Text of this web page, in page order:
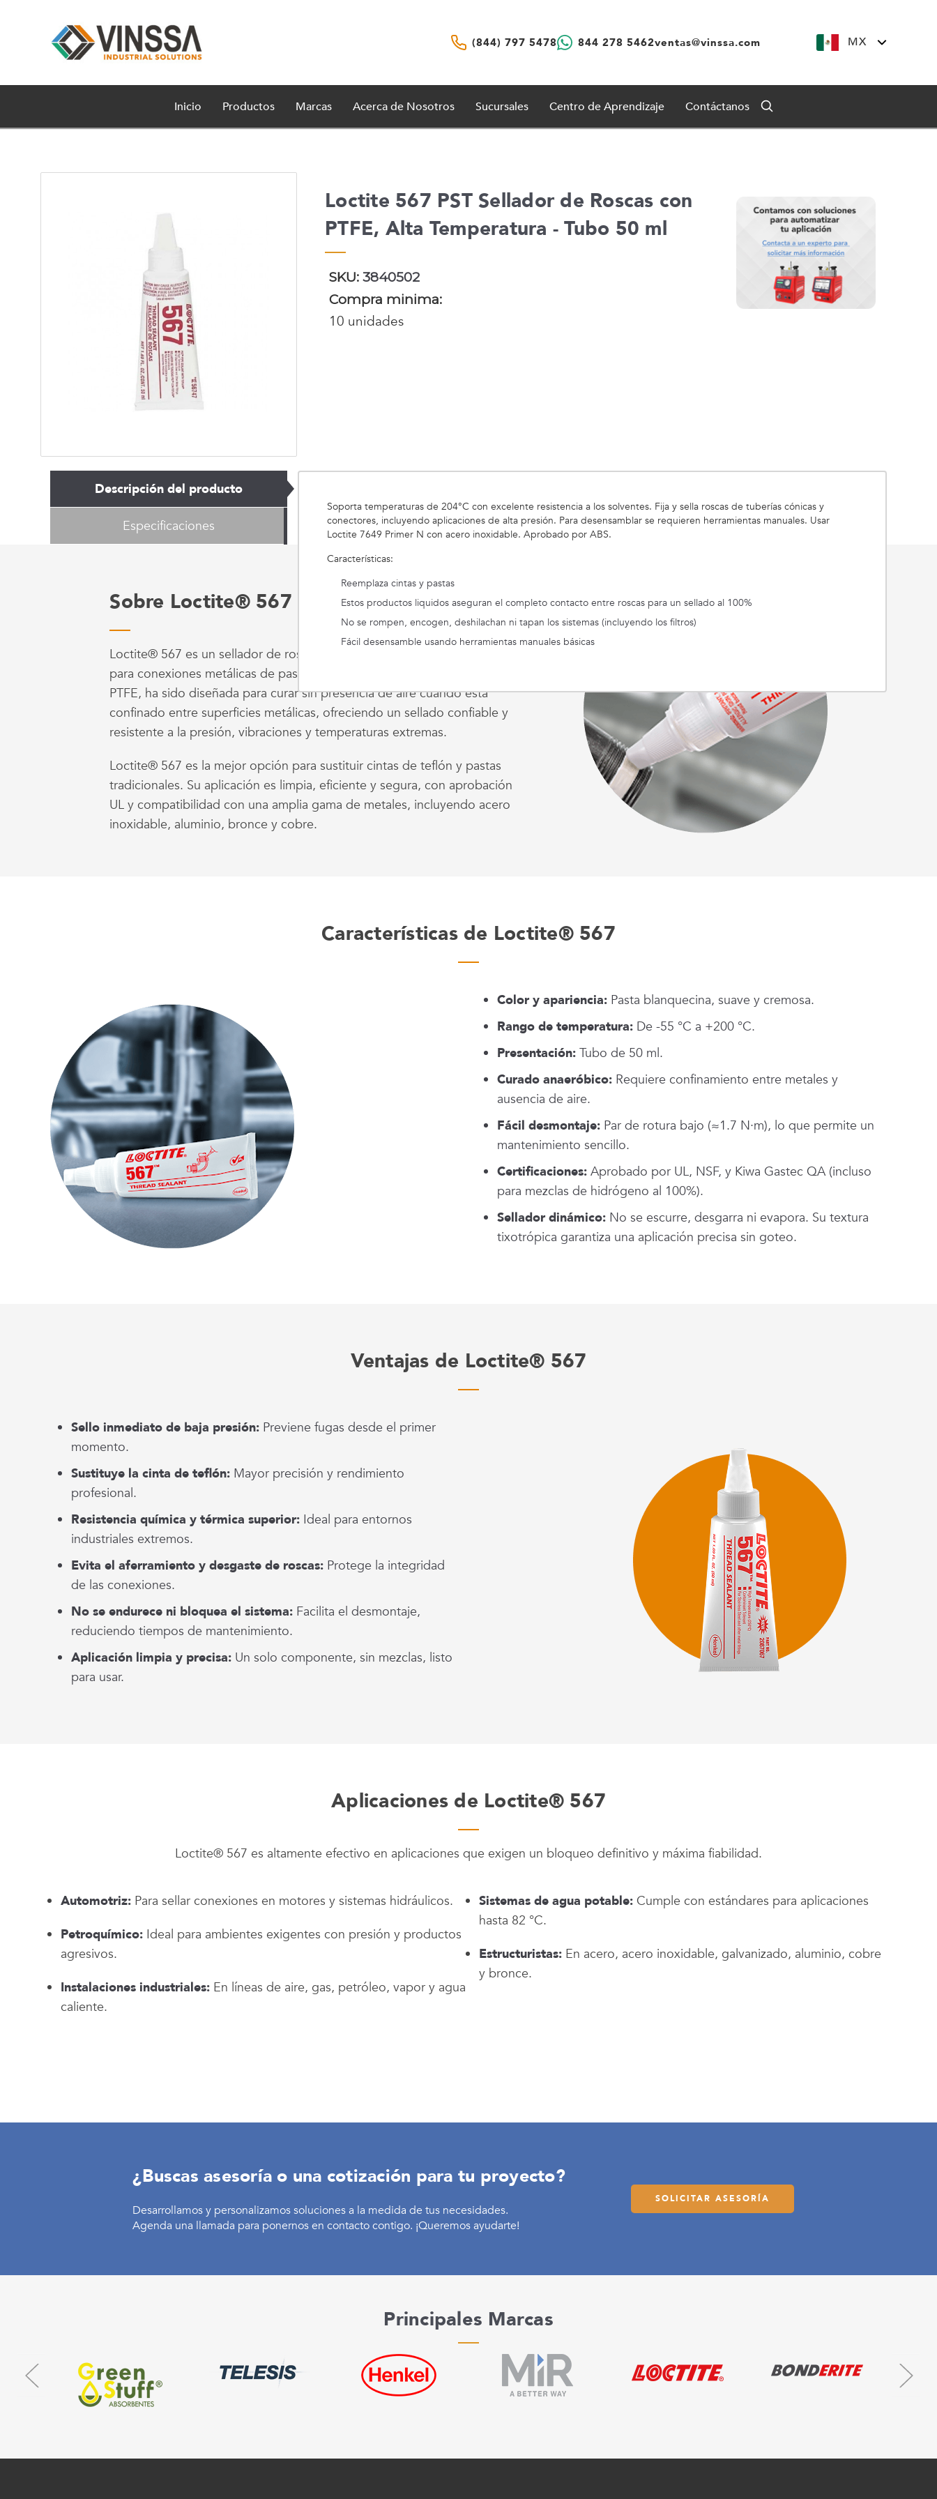
(844) 797 5478 844 278 5462ventas@vinssa.com MX
Inicio Productos Marcas Acerca de Nosotros Sucursales Centro de Aprendizaje Contáctanos
Loctite 567 PST Sellador de Roscas con
PTFE, Alta Temperatura - Tubo 50 ml
SKU:3840502
Compra minima:
10 unidades
Descripción del producto
Soporta temperaturas de 204°C con excelente resistencia a los solventes. Fija y sella roscas de tuberías cónicas y
conectores, incluyendo aplicaciones de alta presión. Para desensamblar se requieren herramientas manuales. Usar
Loctite 7649 Primer N con acero inoxidable. Aprobado por ABS.
Características:
Reemplaza cintas y pastas
Estos productos liquidos aseguran el completo contacto entre roscas para un sellado al 100%
No se rompen, encogen, deshilachan ni tapan los sistemas (incluyendo los filtros)
Fácil desensamble usando herramientas manuales básicas
Especificaciones
Sobre Loctite® 567
Loctite® 567 es un sellador de roscas de baja resistencia mecánica, ideal
para conexiones metálicas de paso grueso. Su fórmula, enriquecida con
PTFE, ha sido diseñada para curar sin presencia de aire cuando está
confinado entre superficies metálicas, ofreciendo un sellado confiable y
resistente a la presión, vibraciones y temperaturas extremas.
Loctite® 567 es la mejor opción para sustituir cintas de teflón y pastas
tradicionales. Su aplicación es limpia, eficiente y segura, con aprobación
UL y compatibilidad con una amplia gama de metales, incluyendo acero
inoxidable, aluminio, bronce y cobre.
Características de Loctite® 567
Color y apariencia: Pasta blanquecina, suave y cremosa.
Rango de temperatura: De -55 °C a +200 °C.
Presentación: Tubo de 50 ml.
Curado anaeróbico: Requiere confinamiento entre metales y
ausencia de aire.
Fácil desmontaje: Par de rotura bajo (≈1.7 N·m), lo que permite un
mantenimiento sencillo.
Certificaciones: Aprobado por UL, NSF, y Kiwa Gastec QA (incluso
para mezclas de hidrógeno al 100%).
Sellador dinámico: No se escurre, desgarra ni evapora. Su textura
tixotrópica garantiza una aplicación precisa sin goteo.
Ventajas de Loctite® 567
Sello inmediato de baja presión: Previene fugas desde el primer
momento.
Sustituye la cinta de teflón: Mayor precisión y rendimiento
profesional.
Resistencia química y térmica superior: Ideal para entornos
industriales extremos.
Evita el aferramiento y desgaste de roscas: Protege la integridad
de las conexiones.
No se endurece ni bloquea el sistema: Facilita el desmontaje,
reduciendo tiempos de mantenimiento.
Aplicación limpia y precisa: Un solo componente, sin mezclas, listo
para usar.
Aplicaciones de Loctite® 567
Loctite® 567 es altamente efectivo en aplicaciones que exigen un bloqueo definitivo y máxima fiabilidad.
Automotriz: Para sellar conexiones en motores y sistemas hidráulicos.
Petroquímico: Ideal para ambientes exigentes con presión y productos
agresivos.
Instalaciones industriales: En líneas de aire, gas, petróleo, vapor y agua
caliente.
Sistemas de agua potable: Cumple con estándares para aplicaciones
hasta 82 °C.
Estructuristas: En acero, acero inoxidable, galvanizado, aluminio, cobre
y bronce.
¿Buscas asesoría o una cotización para tu proyecto?
Desarrollamos y personalizamos soluciones a la medida de tus necesidades.
Agenda una llamada para ponernos en contacto contigo. ¡Queremos ayudarte!
SOLICITAR ASESORÍA
Principales Marcas